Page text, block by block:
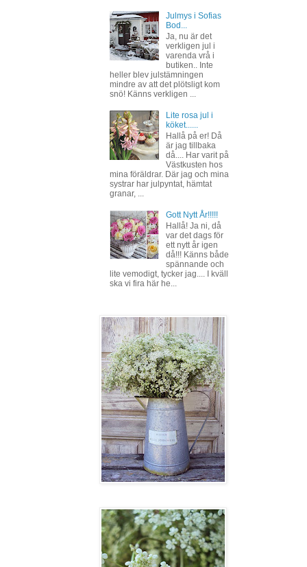
Julmys i Sofias
Bod...
Ja, nu är det
verkligen jul i
varenda vrå i
butiken.. Inte
heller blev julstämningen
mindre av att det plötsligt kom
snö! Känns verkligen ...
Lite rosa jul i
köket......
Hallå på er! Då
är jag tillbaka
då.... Har varit på
Västkusten hos
mina föräldrar. Där jag och mina
systrar har julpyntat, hämtat
granar, ...
Gott Nytt År!!!!!
Hallå! Ja ni, då
var det dags för
ett nytt år igen
då!!! Känns både
spännande och
lite vemodigt, tycker jag.... I kväll
ska vi fira här he...